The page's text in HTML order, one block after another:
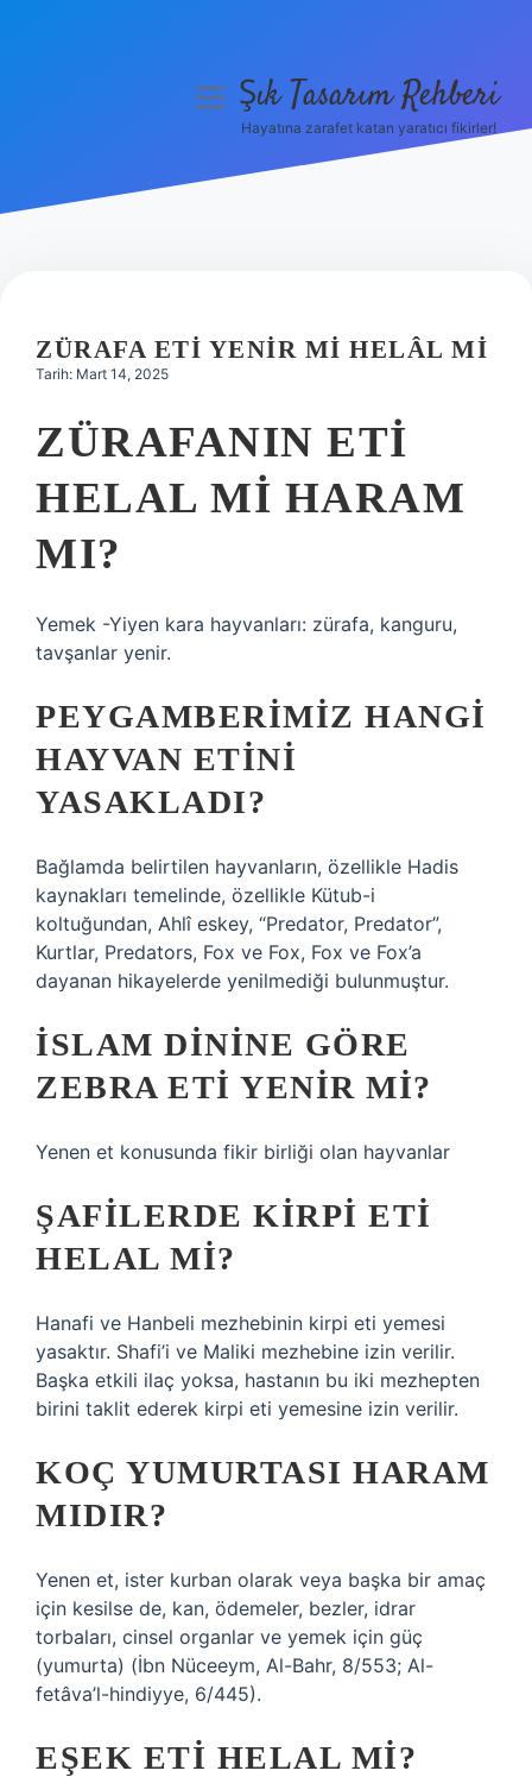
Hakkımızda
menüyüŞık Tasarım Rehberi
Hayatına zarafet katan yaratıcı fikirler!
ZÜRAFA ETI YENIR MI HELÂL MI
Tarih: Mart 14, 2025
ZÜRAFANIN ETI
HELAL MI HARAM
MI?
Yemek -Yiyen kara hayvanları: zürafa, kanguru,
tavşanlar yenir.
PEYGAMBERIMIZ HANGI
HAYVAN ETINI
YASAKLADI?
Bağlamda belirtilen hayvanların, özellikle Hadis
kaynakları temelinde, özellikle Kütub-i
koltuğundan, Ahlî eskey, “Predator, Predator”,
Kurtlar, Predators, Fox ve Fox, Fox ve Fox’a
dayanan hikayelerde yenilmediği bulunmuştur.
İSLAM DININE GÖRE
ZEBRA ETI YENIR MI?
Yenen et konusunda fikir birliği olan hayvanlar
ŞAFILERDE KIRPI ETI
HELAL MI?
Hanafi ve Hanbeli mezhebinin kirpi eti yemesi
yasaktır. Shafi’i ve Maliki mezhebine izin verilir.
Başka etkili ilaç yoksa, hastanın bu iki mezhepten
birini taklit ederek kirpi eti yemesine izin verilir.
KOÇ YUMURTASI HARAM
MIDIR?
Yenen et, ister kurban olarak veya başka bir amaç
için kesilse de, kan, ödemeler, bezler, idrar
torbaları, cinsel organlar ve yemek için güç
(yumurta) (İbn Nüceeym, Al-Bahr, 8/553; Al-
fetâva’l-hindiyye, 6/445).
EŞEK ETI HELAL MI?